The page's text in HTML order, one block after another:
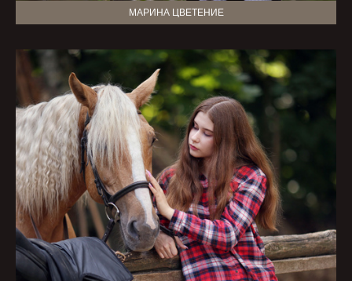
МАРИНА ЦВЕТЕНИЕ